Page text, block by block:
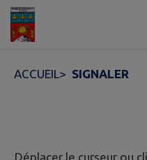
Contenu
ACCUEIL> SIGNALER
Déplacer le curseur ou